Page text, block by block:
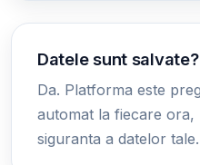
Datele sunt salvate?
Da. Platforma este
automat la fiecare ora,
siguranta a datelor tale.